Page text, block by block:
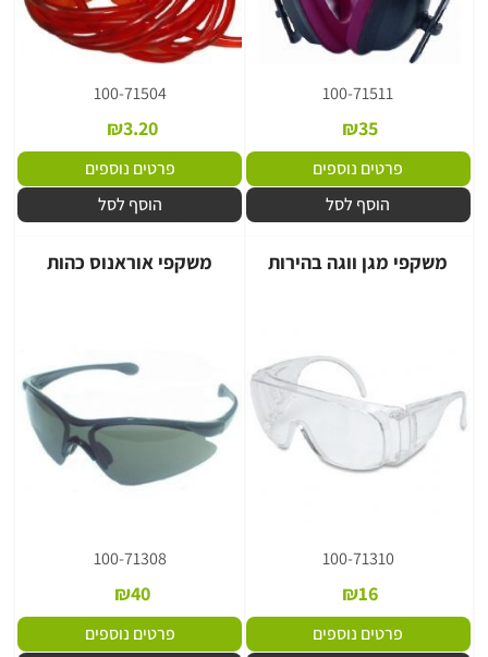
100-71511
₪35
פרטים נוספים
הוסף לסל
100-71504
₪3.20
פרטים נוספים
הוסף לסל
משקפי מגן ווגה בהירות
100-71310
₪16
פרטים נוספים
משקפי אוראנוס כהות
100-71308
₪40
פרטים נוספים